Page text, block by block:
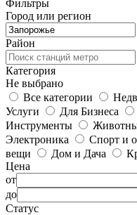
Фильтры
Город или регион
Район
Категория
Не выбрано
Все категории
Услуги
Для Бизнеса
Инструменты
Электроника
Спорт и
вещи
Дом и Дача
Цена
от
до
Статус